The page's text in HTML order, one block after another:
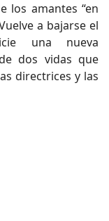
los amantes “en
a bajarse el
una nueva
dos vidas que
directrices y las